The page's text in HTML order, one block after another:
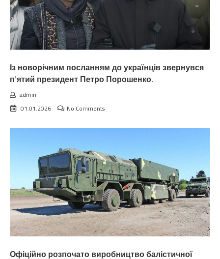
Із новорічним посланням до українців звернувся
п’ятий президент Петро Порошенко.
admin
01.01.2026
No Comments
Офіційно розпочато виробництво балістичної